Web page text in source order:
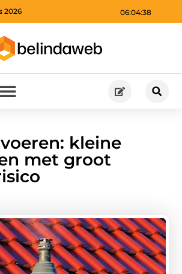
06:04:39
2026
kleine
met groot